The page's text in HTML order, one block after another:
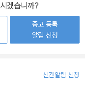
겠습니까?
중고 등록
알림 신청
신간알림 신청